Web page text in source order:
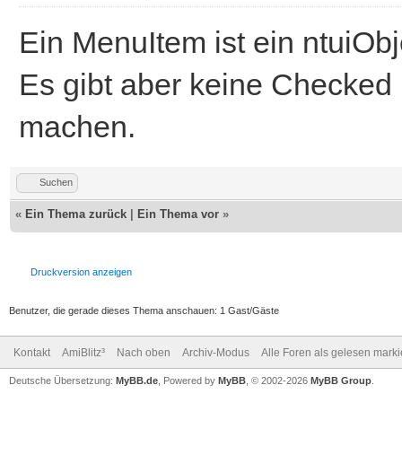
Ein MenuItem ist ein
Es gibt aber keine
machen.
Suchen
« Ein Thema zurück Ein Thema vor »
Druckversion anzeigen
Benutzer, die gerade dieses Thema anschauen: 1 Gast/Gäste
Kontakt AmiBlitz³ Nach oben Archiv-Modus Alle Foren als gelesen
Deutsche Übersetzung: MyBB.de , Powered by MyBB , © 2002-2026 MyBB Group